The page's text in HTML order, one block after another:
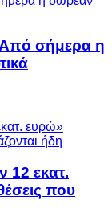
σήμερα η
12 εκατ.
που